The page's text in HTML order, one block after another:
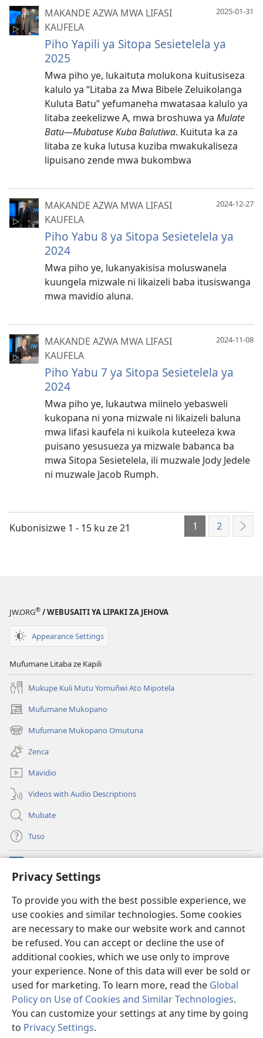
Privacy Settings
To provide you with the best possible experience, we
use cookies and similar technologies. Some cookies
are necessary to make our website work and cannot
be refused. You can accept or decline the use of
additional cookies, which we use only to improve
your experience. None of this data will ever be sold or
used for marketing. To learn more, read the Global
Policy on Use of Cookies and Similar Technologies.
You can customize your settings at any time by going
to Privacy Settings.
2025-01-31
MAKANDE AZWA MWA LIFASI
KAUFELA
Piho Yapili ya Sitopa Sesietelela ya
2025
Mwa piho ye, lukaituta molukona kuitusiseza
kalulo ya “Litaba za Mwa Bibele Zeluikolanga
Kuluta Batu” yefumaneha mwatasaa kalulo ya
litaba zeekelizwe A, mwa broshuwa ya Mulate
Batu—Mubatuse Kuba Balutiwa. Kuituta ka za
litaba ze kuka lutusa kuziba mwakukaliseza
lipuisano zende mwa bukombwa
2024-12-27
MAKANDE AZWA MWA LIFASI
KAUFELA
Piho Yabu 8 ya Sitopa Sesietelela ya
2024
Mwa piho ye, lukanyakisisa moluswanela
kuungela mizwale ni likaizeli baba itusiswanga
mwa mavidio aluna.
2024-11-08
MAKANDE AZWA MWA LIFASI
KAUFELA
Piho Yabu 7 ya Sitopa Sesietelela ya
2024
Mwa piho ye, lukautwa miinelo yebasweli
kukopana ni yona mizwale ni likaizeli baluna
mwa lifasi kaufela ni kuikola kuteeleza kwa
puisano yesusueza ya mizwale babanca ba
mwa Sitopa Sesietelela, ili muzwale Jody Jedele
ni muzwale Jacob Rumph.
Kubonisizwe 1 - 15 ku ze 21 1 2
JW.ORG® / WEBUSAITI YA LIPAKI ZA JEHOVA
Appearance Settings
Mufumane Litaba ze Kapili
Mukupe Kuli Mutu Yomuñwi Ato Mipotela
Mufumane Mukopano
(opens
new
window)
Mufumane Mukopano Omutuna
(opens
new
window)
Zenca
Mavidio
Videos with Audio Descriptions
Mubate
Tuso
(opens
new
Sifalana sa fa Intaneti sa Watchtower
(opens
new
window)JW Hub
(opens
new
window)Progilamu ya JW Library®
Copyright© 2026 Watch Tower Bible and Tract Society of Pennsylvania.
TUMELELANO YA KUITUSISA WEBUSAITI YE
ZAMINA